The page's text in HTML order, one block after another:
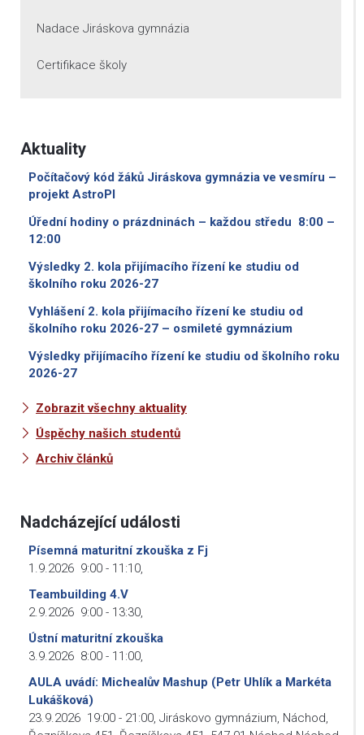
Nadace Jiráskova gymnázia
Certifikace školy
Aktuality
Počítačový kód žáků Jiráskova gymnázia ve vesmíru –
projekt AstroPI
Úřední hodiny o prázdninách – každou středu 8:00 –
12:00
Výsledky 2. kola přijímacího řízení ke studiu od
školního roku 2026-27
Vyhlášení 2. kola přijímacího řízení ke studiu od
školního roku 2026-27 – osmileté gymnázium
Výsledky přijímacího řízení ke studiu od školního roku
2026-27
Zobrazit všechny aktuality
Úspěchy našich studentů
Archiv článků
Nadcházející události
Písemná maturitní zkouška z Fj
1.9.2026 9:00 - 11:10,
Teambuilding 4.V
2.9.2026 9:00 - 13:30,
Ústní maturitní zkouška
3.9.2026 8:00 - 11:00,
AULA uvádí: Michealův Mashup (Petr Uhlík a Markéta
Lukášková)
23.9.2026 19:00 - 21:00, Jiráskovo gymnázium, Náchod,